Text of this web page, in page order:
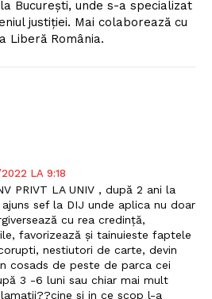
București, unde s-a specializat
justiției. Mai colaborează cu
Liberă România.
LA 9:18
PRIVT LA UNIV , după 2 ani la
sef la DIJ unde aplica nu doar
cu rea credință,
favorizează și tainuieste faptele
nestiutori de carte, devin
cosads de peste de parca cei
3 -6 luni sau chiar mai mult
si in ce scop l-a